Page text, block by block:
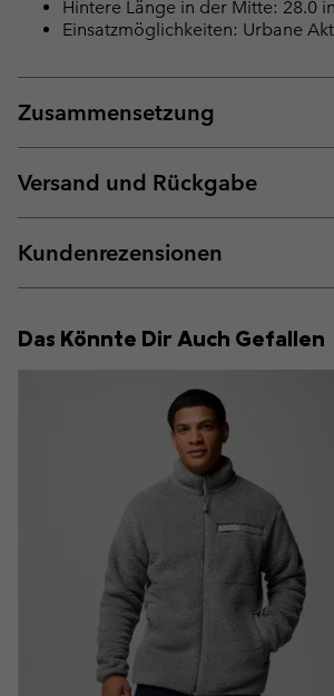
Hintere Länge in der Mitte: 28.0
Einsatzmöglichkeiten: Urbane
Zusammensetzung
Versand und Rückgabe
Kundenrezensionen
Das Könnte Dir Auch Gefallen